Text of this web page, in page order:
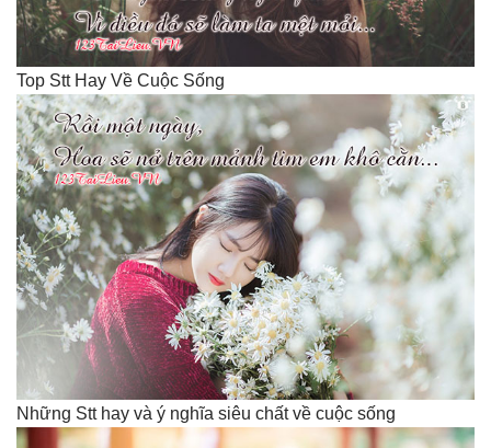
Top Stt Hay Về Cuộc Sống
Những Stt hay và ý nghĩa siêu chất về cuộc sống